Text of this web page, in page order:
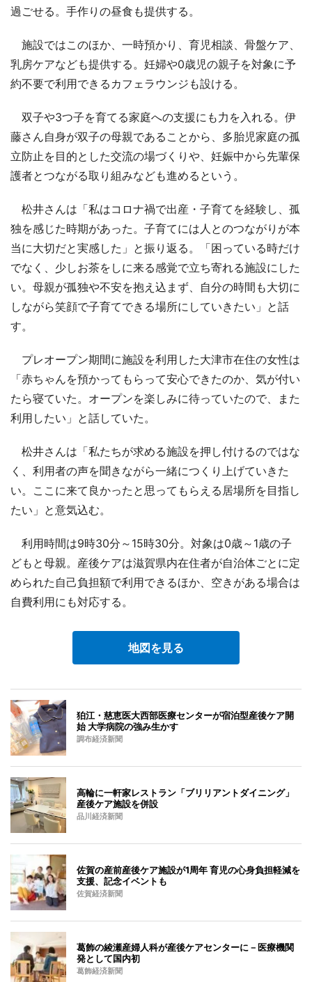
過ごせる。手作りの昼食も提供する。
施設ではこのほか、一時預かり、育児相談、骨盤ケア、
乳房ケアなども提供する。妊婦や0歳児の親子を対象に予
約不要で利用できるカフェラウンジも設ける。
双子や3つ子を育てる家庭への支援にも力を入れる。伊
藤さん自身が双子の母親であることから、多胎児家庭の孤
立防止を目的とした交流の場づくりや、妊娠中から先輩保
護者とつながる取り組みなども進めるという。
松井さんは「私はコロナ禍で出産・子育てを経験し、孤
独を感じた時期があった。子育てには人とのつながりが本
当に大切だと実感した」と振り返る。「困っている時だけ
でなく、少しお茶をしに来る感覚で立ち寄れる施設にした
い。母親が孤独や不安を抱え込まず、自分の時間も大切に
しながら笑顔で子育てできる場所にしていきたい」と話
す。
プレオープン期間に施設を利用した大津市在住の女性は
「赤ちゃんを預かってもらって安心できたのか、気が付い
たら寝ていた。オープンを楽しみに待っていたので、また
利用したい」と話していた。
松井さんは「私たちが求める施設を押し付けるのではな
く、利用者の声を聞きながら一緒につくり上げていきた
い。ここに来て良かったと思ってもらえる居場所を目指し
たい」と意気込む。
利用時間は9時30分～15時30分。対象は0歳～1歳の子
どもと母親。産後ケアは滋賀県内在住者が自治体ごとに定
められた自己負担額で利用できるほか、空きがある場合は
自費利用にも対応する。
地図を見る
狛江・慈恵医大西部医療センターが宿泊型産後ケア開
始 大学病院の強み生かす
調布経済新聞
高輪に一軒家レストラン「ブリリアントダイニング」
産後ケア施設を併設
品川経済新聞
佐賀の産前産後ケア施設が1周年 育児の心身負担軽減を
支援、記念イベントも
佐賀経済新聞
葛飾の綾瀬産婦人科が産後ケアセンターに－医療機関
発として国内初
葛飾経済新聞